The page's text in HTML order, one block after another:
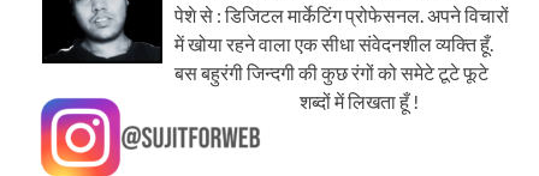
पेशे से : डिजिटल मार्केटिंग प्रोफेसनल. अपने विचारों
में खोया रहने वाला एक सीधा संवेदनशील व्यक्ति हूँ.
बस बहुरंगी जिन्दगी की कुछ रंगों को समेटे टूटे फूटे
शब्दों में लिखता हूँ !